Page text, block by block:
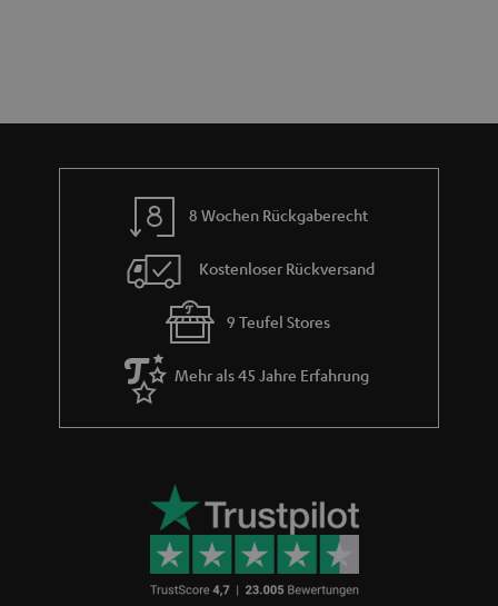
m
8 Wochen Rückgaberecht
Kostenloser Rückversand
9 Teufel Stores
Mehr als 45 Jahre Erfahrung